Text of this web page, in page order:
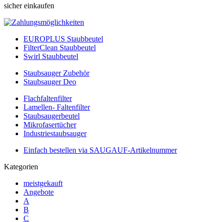
sicher einkaufen
EUROPLUS Staubbeutel
FilterClean Staubbeutel
Swirl Staubbeutel
Staubsauger Zubehör
Staubsauger Deo
Flachfaltenfilter
Lamellen- Faltenfilter
Staubsaugerbeutel
Mikrofasertücher
Industriestaubsauger
Einfach bestellen via SAUGAUF-Artikelnummer
Kategorien
meistgekauft
Angebote
A
B
C